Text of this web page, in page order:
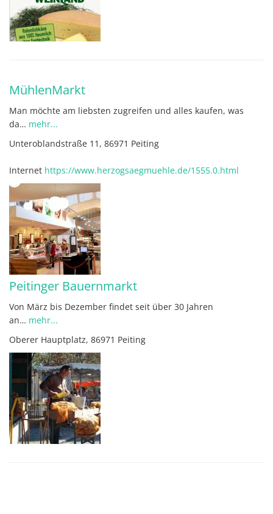
MühlenMarkt
Man möchte am liebsten zugreifen und alles kaufen, was
da… mehr...
Unteroblandstraße 11, 86971 Peiting
Internet https://www.herzogsaegmuehle.de/1555.0.html
Peitinger Bauernmarkt
Von März bis Dezember findet seit über 30 Jahren
an… mehr...
Oberer Hauptplatz, 86971 Peiting